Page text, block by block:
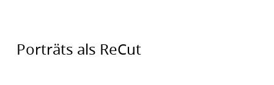
Porträts als ReCut